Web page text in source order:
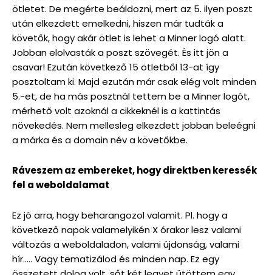
ötletet. De megérte beáldozni, mert az 5. ilyen poszt
után elkezdett emelkedni, hiszen már tudták a
követők, hogy akár ötlet is lehet a Minner logó alatt.
Jobban elolvasták a poszt szövegét. És itt jön a
csavar! Ezután következő 15 ötletből 13-at így
posztoltam ki. Majd ezután már csak elég volt minden
5.-et, de ha más posztnál tettem be a Minner logót,
mérhető volt azoknál a cikkeknél is a kattintás
növekedés. Nem mellesleg elkezdett jobban beleégni
a márka és a domain név a követőkbe.
Ráveszem az embereket, hogy direktben keressék
fel a weboldalamat
Ez jó arra, hogy beharangozol valamit. Pl. hogy a
következő napok valamelyikén X órakor lesz valami
változás a weboldaladon, valami újdonság, valami
hír….. Vagy tematizálod és minden nap. Ez egy